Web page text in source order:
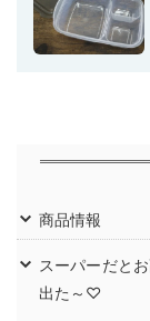
商品情報
スーパーだと
出た～♡